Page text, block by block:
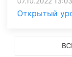
Открытый